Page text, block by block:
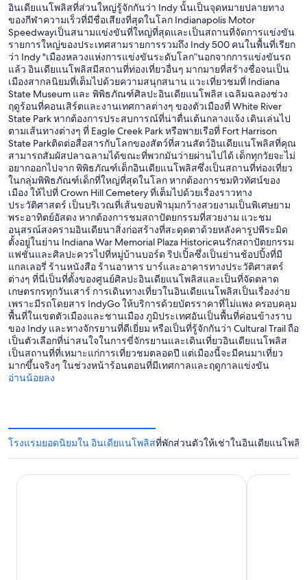
อินเดียแนโพลิสที่ส่วนใหญ่รู้จักกันว่า Indy นั้นเป็นจุดหมายปลายทาง
ของกีฬาความเร็วที่มีชื่อเสียงที่สุดในโลก Indianapolis Motor
Speedwayเป็นสนามแข่งขันที่ใหญ่ที่สุดและเป็นสถานที่จัดการแข่งขัน
รายการใหญ่ของประเทศสามรายการรวมถึง Indy 500 คนในพื้นที่เรียก
ว่า Indy "เมืองหลวงแห่งการแข่งขันระดับโลก”นอกจากการแข่งขันรถ
แล้ว อินเดียแนโพลิสมีสถานที่ท่องเที่ยวอื่นๆ มากมายที่สร้างชื่อจนเป็น
เมืองสากลนิยมที่เต็มไปด้วยความสนุกสนาน แวะเที่ยวชมที่ Indiana
State Museum และ พิพิธภัณฑ์ศิลปะอินเดียแนโพลิส เฉลิมฉลองช่วง
ฤดูร้อนที่คอนเสิร์ตและงานเทศกาลต่างๆ ของตัวเมืองที่ White River
State Park หากต้องการประสบการณ์ที่น่าตื่นเต้นกลางแจ้ง เดินเล่นไป
ตามเส้นทางต่างๆ ที่ Eagle Creek Park หรือพายเรือที่ Fort Harrison
State Parkติดต่อสื่อสารกับโลกของสัตว์ที่สวนสัตว์อินเดียแนโพลิสที่คุณ
สามารถสัมผัสปลาฉลามได้ขณะที่พวกมันว่ายผ่านไปได้ เด็กทุกวัยจะไม่
อยากออกไปจาก พิพิธภัณฑ์เด็กอินเดียแนโพลิสซึ่งเป็นสถานที่ท่องเที่ยว
ในกลุ่มพิพิธภัณฑ์เด็กที่ใหญ่ที่สุดในโลก หากต้องการชมทิวทัศน์ของ
เมือง ให้ไปที่ Crown Hill Cemetery ที่เต็มไปด้วยเรื่องราวทาง
ประวัติศาสตร์ เป็นบริเวณที่เส้นขอบฟ้ามุมกว้างสวยงามเป็นพิเศษยาม
พระอาทิตย์อัสดง หากต้องการชมสถาปัตยกรรมที่สวยงาม แวะชม
อนุสรณ์สงครามอินเดียนาสิ่งก่อสร้างที่สะดุดตาด้วยหลังคารูปพีระมิด
ตั้งอยู่ในย่าน Indiana War Memorial Plaza Historicคนรักสถาปัตยกรรม
แฟชั่นและศิลปะควรไปที่หมู่บ้านบอร์ด ริปเปิ้ลซึ่งเป็นย่านช้อปปิ้งที่มี
แกลเลอรี่ ร้านหนังสือ ร้านอาหาร บาร์และอาคารทางประวัติศาสตร์
ต่างๆ ที่นี่เป็นที่ตั้งของศูนย์ศิลปะอินเดียแนโพลิสและเป็นที่จัดตลาด
เกษตรกรทุกวันเสาร์ การเดินทางเที่ยวในอินเดียแนโพลิสเป็นเรื่องง่าย
เพราะมีรถโดยสาร IndyGo ให้บริการด้วยบัตรราคาที่ไม่แพง ครอบคลุม
พื้นที่ในเขตตัวเมืองและชานเมือง ภูมิประเทศอันเป็นพื้นที่ค่อนข้างราบ
ของ Indy และทางจักรยานที่ดีเยี่ยม หรือเป็นที่รู้จักกันว่า Cultural Trail ถือ
เป็นตัวเลือกที่น่าสนใจในการขี่จักรยานและเดินเที่ยวอินเดียแนโพลิส
เป็นสถานที่ที่เหมาะแก่การเที่ยวชมตลอดปี แต่เมืองนี้จะมีคนมาเที่ยว
มากขึ้นจริงๆ ในช่วงหน้าร้อนตอนที่มีเทศกาลและฤดูกาลแข่งขัน
อ่านน้อยลง
โรงแรมยอดนิยมใน อินเดียแนโพลิสที่พักส่วนตัวให้เช่าในอินเดียแนโพลิส
โรงแรมออมนิ เซเวริน คอร์ทยาร์ด